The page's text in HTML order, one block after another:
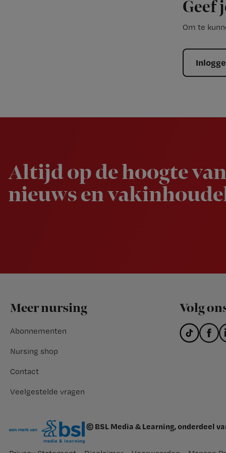
Geef
Om te
Altijd op de hoogte
nieuws en
Footer
Meer nursing
Abonnementen
Nursing shop
Contact
Veelgestelde vragen
Volg
© BSL Media & Learning, onderdeel